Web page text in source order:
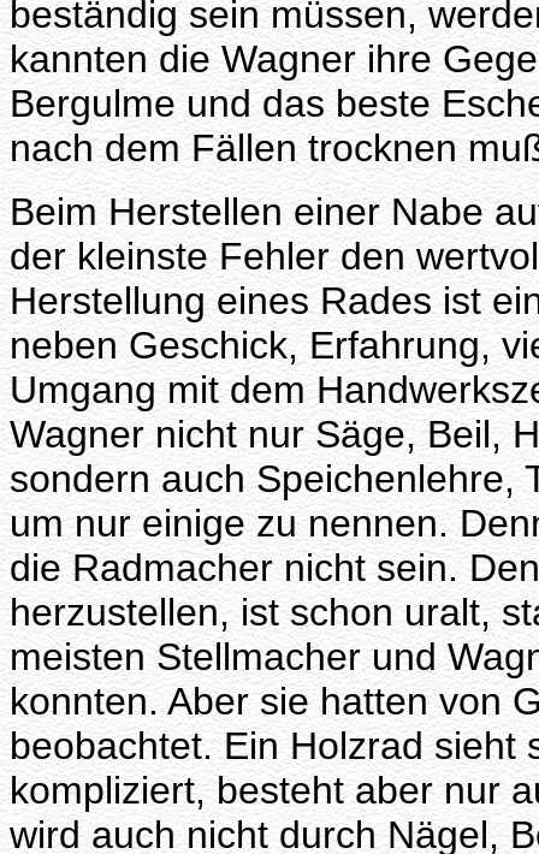
beständig sein müssen,
kannten die Wagner ihre
Bergulme und das beste
nach dem Fällen trocknen
Beim Herstellen einer Nabe
der kleinste Fehler den
Herstellung eines Rades ist
neben Geschick, Erfahrung,
Umgang mit dem
Wagner nicht nur Säge, Beil,
sondern auch Speichenlehre,
um nur einige zu nennen.
die Radmacher nicht sein.
herzustellen, ist schon uralt,
meisten Stellmacher und
konnten. Aber sie hatten von
beobachtet. Ein Holzrad sieht
kompliziert, besteht aber nur
wird auch nicht durch Nägel,